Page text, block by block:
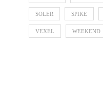
SOLER SPIKE
VEXEL WEEKEND